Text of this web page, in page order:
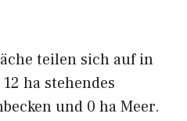
teilen sich auf in
ha stehendes
und 0 ha Meer.